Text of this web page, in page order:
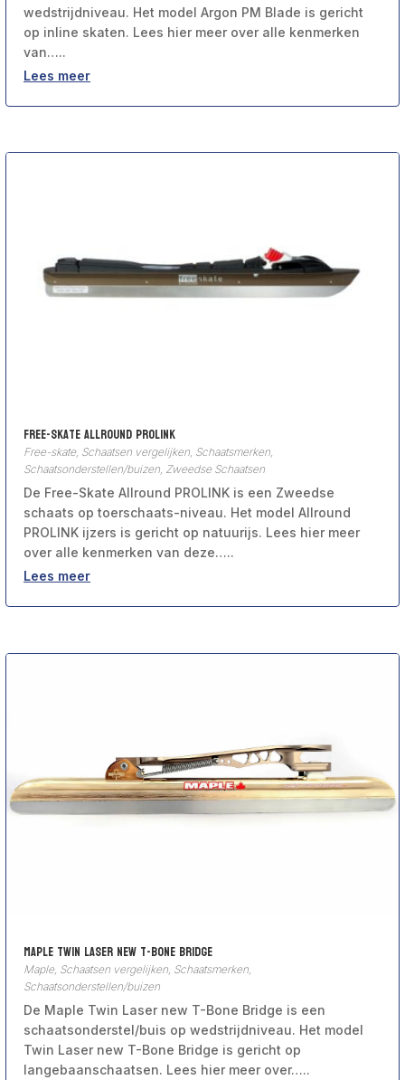
wedstrijdniveau. Het model Argon PM Blade is gericht
op inline skaten. Lees hier meer over alle kenmerken
van…..
Lees meer
Free-Skate Allround PROLINK
Free-skate, Schaatsen vergelijken, Schaatsmerken,
Schaatsonderstellen/buizen, Zweedse Schaatsen
De Free-Skate Allround PROLINK is een Zweedse
schaats op toerschaats-niveau. Het model Allround
PROLINK ijzers is gericht op natuurijs. Lees hier meer
over alle kenmerken van deze…..
Lees meer
Maple Twin Laser new T-Bone Bridge
Maple, Schaatsen vergelijken, Schaatsmerken,
Schaatsonderstellen/buizen
De Maple Twin Laser new T-Bone Bridge is een
schaatsonderstel/buis op wedstrijdniveau. Het model
Twin Laser new T-Bone Bridge is gericht op
langebaanschaatsen. Lees hier meer over…..